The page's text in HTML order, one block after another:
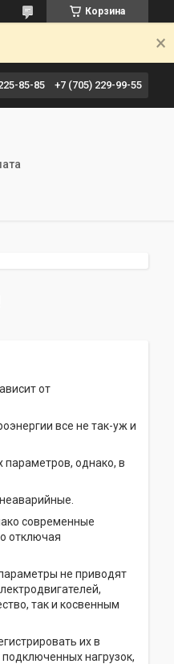
Корзина
85-85 +7 (705) 229-99-55
от
все не так-уж и
однако, в
современные
отключая
не приводят
так и косвенным
их в
нагрузок,